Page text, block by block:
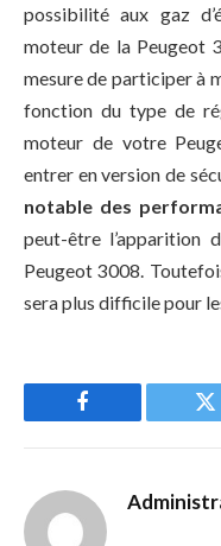
possibilité aux gaz
moteur de la Peugeot
mesure de participer à
fonction du type de
moteur de votre
entrer en version de
notable des
peut-être l’apparition
Peugeot 3008.
sera plus difficile pour
Facebook